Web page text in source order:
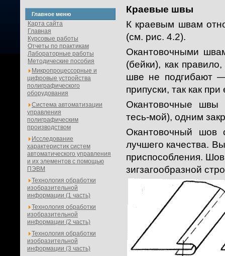
Главное меню
Карта сайта
Главная
Курсовые работы
Отчеты по практикам
Лабораторные работы
Методические пособия
Микропроцессорные и
цифровые устройства
полиграфического
оборудования
Система автоматизации
управления
полиграфическим
производством
Исследование
характеристик систем
автоматического управления
и их элементов с помощью
ПЭВМ
Технология обработки
изобразительной
информации (1 часть)
Технология обработки
изобразительной
информации (2 часть)
Технология обработки
изобразительной
информации (3 часть)
Краевые швы
К краевым швам
(см. рис. 4.2).
Окантовочными
(бейки), как
шве не подгибают
припуски, так как
Окантовочные швы
тесь-мой), одним
Окантовочный шов
лучшего качества.
приспособления.
зигзагообразной